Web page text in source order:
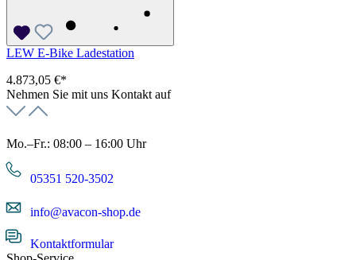
LEW E-Bike Ladestation
4.873,05 €*
Nehmen Sie mit uns Kontakt auf
Mo.–Fr.: 08:00 – 16:00 Uhr
05351 520-3502
info@avacon-shop.de
Kontaktformular